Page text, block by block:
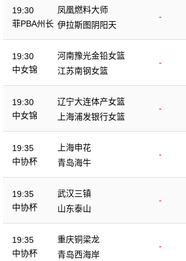
19:30
菲PBA州长
凤凰燃料大师
-
伊拉斯图阴阳天
19:30
中女锦
河南豫光金铅女篮
-
江苏南钢女篮
19:30
中女锦
辽宁大连体产女篮
-
上海浦发银行女篮
19:35
中协杯
上海申花
-
青岛海牛
19:35
中协杯
武汉三镇
-
山东泰山
19:35
中协杯
重庆铜梁龙
-
青岛西海岸